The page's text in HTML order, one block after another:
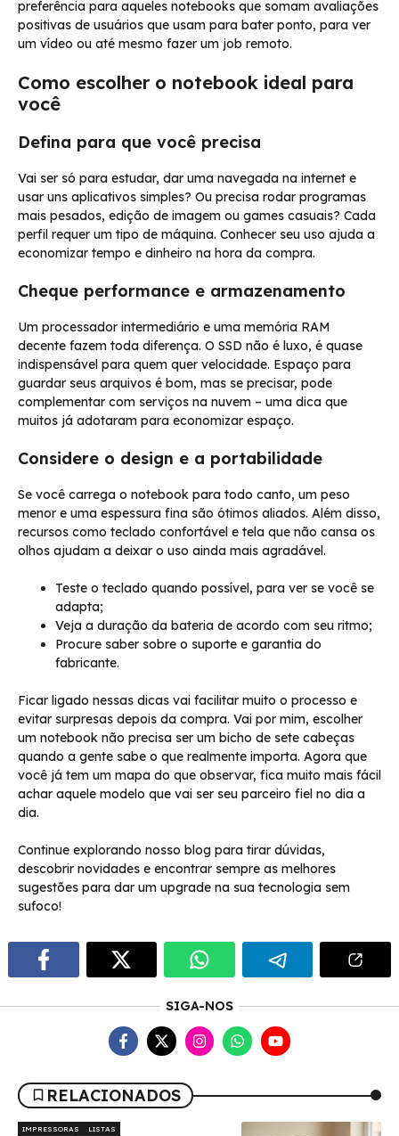
preferência para aqueles notebooks que somam avaliações
positivas de usuários que usam para bater ponto, para ver
um vídeo ou até mesmo fazer um job remoto.
Como escolher o notebook ideal para
você
Defina para que você precisa
Vai ser só para estudar, dar uma navegada na internet e
usar uns aplicativos simples? Ou precisa rodar programas
mais pesados, edição de imagem ou games casuais? Cada
perfil requer um tipo de máquina. Conhecer seu uso ajuda a
economizar tempo e dinheiro na hora da compra.
Cheque performance e armazenamento
Um processador intermediário e uma memória RAM
decente fazem toda diferença. O SSD não é luxo, é quase
indispensável para quem quer velocidade. Espaço para
guardar seus arquivos é bom, mas se precisar, pode
complementar com serviços na nuvem – uma dica que
muitos já adotaram para economizar espaço.
Considere o design e a portabilidade
Se você carrega o notebook para todo canto, um peso
menor e uma espessura fina são ótimos aliados. Além disso,
recursos como teclado confortável e tela que não cansa os
olhos ajudam a deixar o uso ainda mais agradável.
Teste o teclado quando possível, para ver se você se
adapta;
Veja a duração da bateria de acordo com seu ritmo;
Procure saber sobre o suporte e garantia do
fabricante.
Ficar ligado nessas dicas vai facilitar muito o processo e
evitar surpresas depois da compra. Vai por mim, escolher
um notebook não precisa ser um bicho de sete cabeças
quando a gente sabe o que realmente importa. Agora que
você já tem um mapa do que observar, fica muito mais fácil
achar aquele modelo que vai ser seu parceiro fiel no dia a
dia.
Continue explorando nosso blog para tirar dúvidas,
descobrir novidades e encontrar sempre as melhores
sugestões para dar um upgrade na sua tecnologia sem
sufoco!
SIGA-NOS
RELACIONADOS
IMPRESSORAS LISTAS